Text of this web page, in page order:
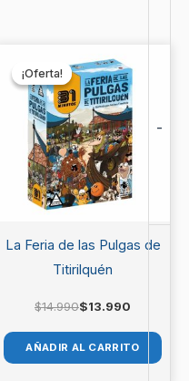
-
una valoración.
¡Oferta!
¡Oferta!
La Feria de las Pulgas de
Titirilquén
$14.990
precio
original
era:
$14.990.
$13.990
precio
actual
es:
$13.990.
AÑADIR AL CARRITO